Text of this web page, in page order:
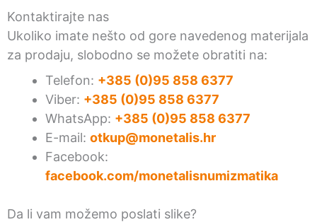
Kontaktirajte nas
Ukoliko imate nešto od gore navedenog materijala
za prodaju, slobodno se možete obratiti na:
Telefon: +385 (0)95 858 6377
Viber: +385 (0)95 858 6377
WhatsApp: +385 (0)95 858 6377
E-mail: otkup@monetalis.hr
Facebook:
facebook.com/monetalisnumizmatika
Da li vam možemo poslati slike?